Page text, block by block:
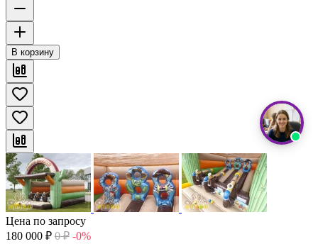
В корзину
Цена по запросу
180 000 ₽ 0 ₽ -0%